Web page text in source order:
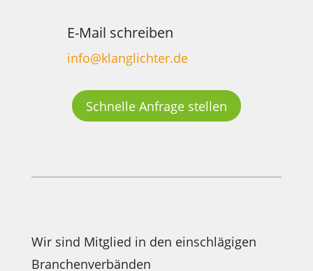
E-Mail schreiben
info@klanglichter.de
Schnelle Anfrage stellen
Wir sind Mitglied in den einschlägigen
Branchenverbänden